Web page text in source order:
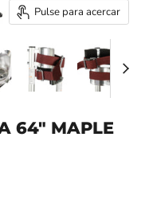
Pulse para acercar
64" MAPLE